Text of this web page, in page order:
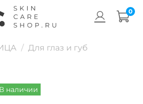
0
Для глаз и губ
В наличии